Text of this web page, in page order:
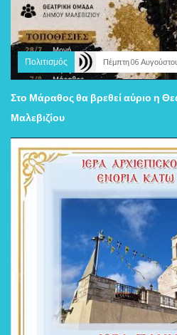
Πολιτισμός Πέμπτη 06
Στο Μάραθος θα βρεθεί αύριο η
Μαλεβιζίου